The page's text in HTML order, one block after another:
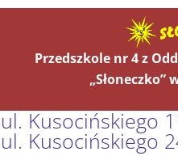
Przedszkole nr 4 z
„Słoneczko”
ul. Kusocińskiego
ul. Kusocińskiego